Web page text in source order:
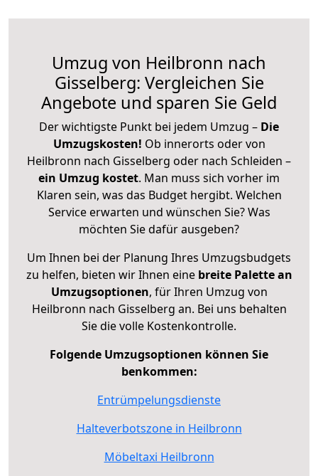
Umzug von Heilbronn nach
Gisselberg: Vergleichen Sie
Angebote und sparen Sie Geld
Der wichtigste Punkt bei jedem Umzug – Die
Umzugskosten! Ob innerorts oder von
Heilbronn nach Gisselberg oder nach Schleiden –
ein Umzug kostet. Man muss sich vorher im
Klaren sein, was das Budget hergibt. Welchen
Service erwarten und wünschen Sie? Was
möchten Sie dafür ausgeben?
Um Ihnen bei der Planung Ihres Umzugsbudgets
zu helfen, bieten wir Ihnen eine breite Palette an
Umzugsoptionen, für Ihren Umzug von
Heilbronn nach Gisselberg an. Bei uns behalten
Sie die volle Kostenkontrolle.
Folgende Umzugsoptionen können Sie
benkommen:
Entrümpelungsdienste
Halteverbotszone in Heilbronn
Möbeltaxi Heilbronn